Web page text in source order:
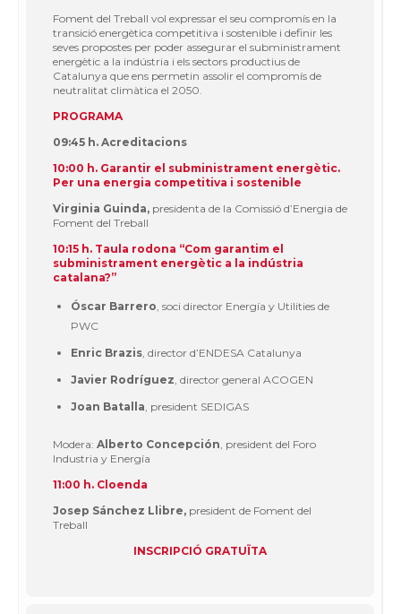
Foment del Treball vol expressar el seu compromís en la
transició energètica competitiva i sostenible i definir les
seves propostes per poder assegurar el subministrament
energètic a la indústria i els sectors productius de
Catalunya que ens permetin assolir el compromís de
neutralitat climàtica el 2050.
PROGRAMA
09:45 h. Acreditacions
10:00 h. Garantir el subministrament energètic.
Per una energia competitiva i sostenible
Virginia Guinda, presidenta de la Comissió d’Energia de
Foment del Treball
10:15 h. Taula rodona “Com garantim el
subministrament energètic a la indústria
catalana?”
Óscar Barrero , soci director Energía y Utilities de
PWC
Enric Brazis , director d’ENDESA Catalunya
Javier Rodríguez , director general ACOGEN
Joan Batalla , president SEDIGAS
Modera: Alberto Concepción , president del Foro
Industria y Energía
11:00 h. Cloenda
Josep Sánchez Llibre, president de Foment del
Treball
INSCRIPCIÓ GRATUÏTA